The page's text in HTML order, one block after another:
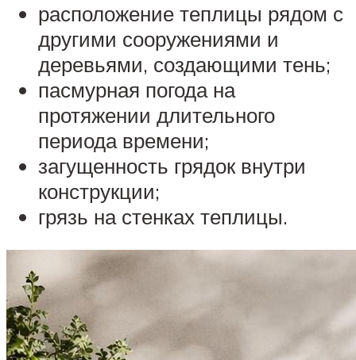
расположение теплицы рядом с
другими сооружениями и
деревьями, создающими тень;
пасмурная погода на
протяжении длительного
периода времени;
загущенность грядок внутри
конструкции;
грязь на стенках теплицы.